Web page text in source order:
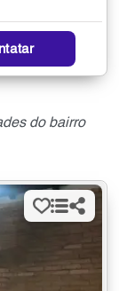
do bairro